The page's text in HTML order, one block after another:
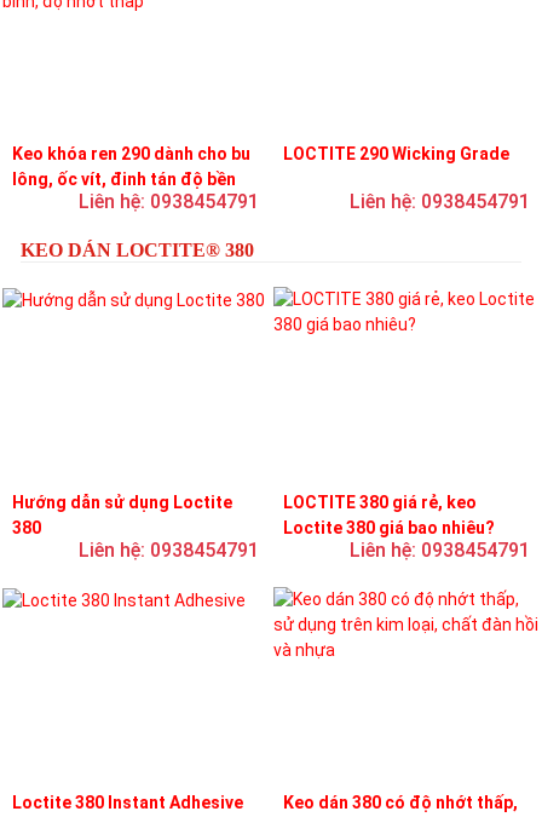
Keo khóa ren 290 dành cho bu
lông, ốc vít, đinh tán độ bền
trung bình, độ nhớt thấp
Liên hệ: 0938454791
LOCTITE 290 Wicking Grade
Liên hệ: 0938454791
KEO DÁN LOCTITE® 380
Hướng dẫn sử dụng Loctite
380
Liên hệ: 0938454791
LOCTITE 380 giá rẻ, keo
Loctite 380 giá bao nhiêu?
Liên hệ: 0938454791
Loctite 380 Instant Adhesive
Keo dán 380 có độ nhớt thấp,